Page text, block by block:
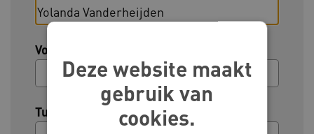
Voornaam
Tussenvoegsel (optioneel)
Deze website maakt
gebruik van
cookies.